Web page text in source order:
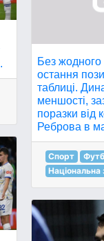
Без жодного
остання
таблиці.
меншості,
поразки від
Реброва в
Спорт
Національна